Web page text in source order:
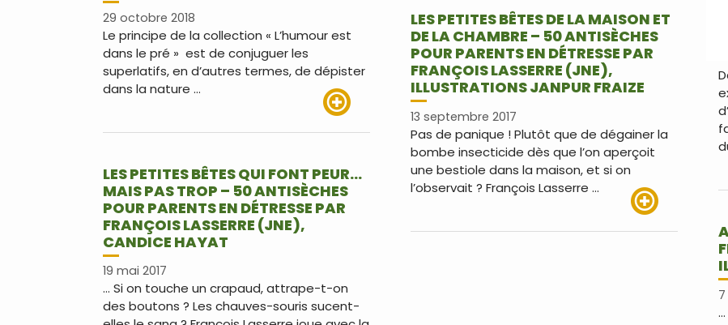
29 octobre 2018
Le principe de la collection « L’humour est
dans le pré » est de conjuguer les
superlatifs, en d’autres termes, de dépister
dans la nature …
LES PETITES BÊTES DE LA MAISON ET
DE LA CHAMBRE – 50 ANTISÈCHES
POUR PARENTS EN DÉTRESSE PAR
FRANÇOIS LASSERRE (JNE),
ILLUSTRATIONS JANPUR FRAIZE
13 septembre 2017
Pas de panique ! Plutôt que de dégainer la
bombe insecticide dès que l’on aperçoit
une bestiole dans la maison, et si on
l’observait ? François Lasserre …
LES PETITES BÊTES QUI FONT PEUR…
MAIS PAS TROP – 50 ANTISÈCHES
POUR PARENTS EN DÉTRESSE PAR
FRANÇOIS LASSERRE (JNE),
CANDICE HAYAT
19 mai 2017
… Si on touche un crapaud, attrape-t-on
des boutons ? Les chauves-souris sucent-